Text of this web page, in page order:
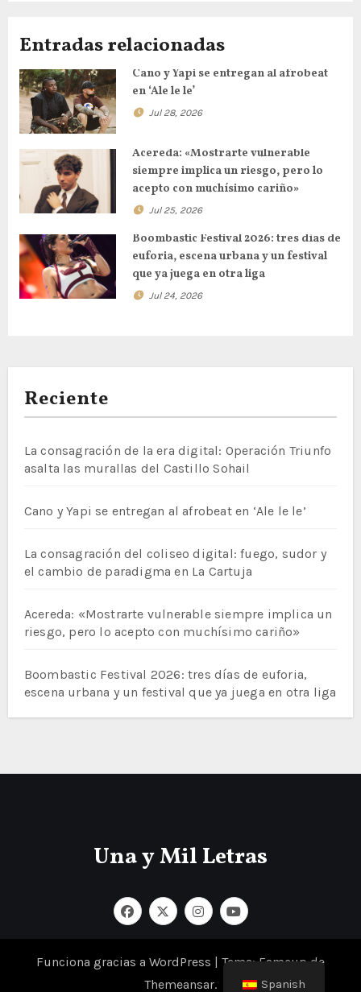
Entradas relacionadas
Cano y Yapi se entregan al afrobeat
en ‘Ale le le’
Jul 28, 2026
Acereda: «Mostrarte vulnerable
siempre implica un riesgo, pero lo
acepto con muchísimo cariño»
Jul 25, 2026
Boombastic Festival 2026: tres días de
euforia, escena urbana y un festival
que ya juega en otra liga
Jul 24, 2026
Reciente
La consagración de la era digital: Operación Triunfo
asalta las murallas del Castillo Sohail
Cano y Yapi se entregan al afrobeat en ‘Ale le le’
La consagración del coliseo digital: fuego, sudor y
el cambio de paradigma en La Cartuja
Acereda: «Mostrarte vulnerable siempre implica un
riesgo, pero lo acepto con muchísimo cariño»
Boombastic Festival 2026: tres días de euforia,
escena urbana y un festival que ya juega en otra liga
Una y Mil Letras
Funciona gracias a WordPress | Tema: Fameup de
Themeansar. Spanish